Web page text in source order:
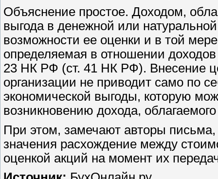
Объяснение простое. Доходом,
выгода в денежной или
возможности ее оценки и в той
определяемая в отношении
23 НК РФ (ст. 41 НК РФ). Внесение
организации не приводит само по
экономической выгоды, которую
возникновению дохода,
При этом, замечают авторы
значения расхождение между
оценкой акций на момент их